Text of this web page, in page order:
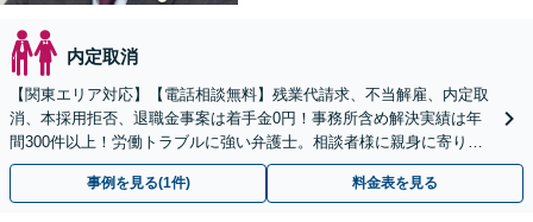
内定取消
【関東エリア対応】【電話相談無料】残業代請求、不当解雇、内定取
消、本採用拒否、退職金事案は着手金0円！事務所含め解決実績は年
間300件以上！労働トラブルに強い弁護士。相談者様に親身に寄り添
い、ご納得のいただける解決を【休日・夜間相談OK】
事例を見る(1件) 料金表を見る